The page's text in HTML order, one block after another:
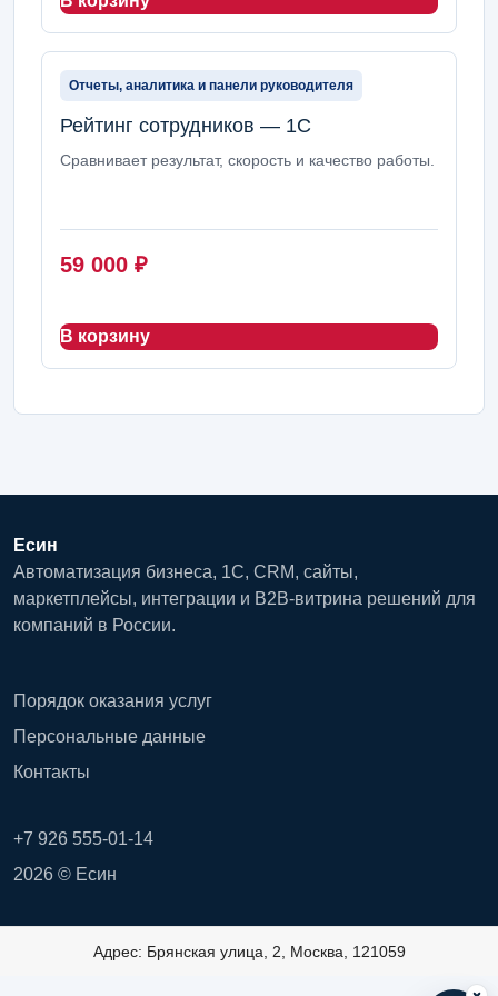
Отчеты, аналитика и панели руководителя
Рейтинг сотрудников — 1С
Сравнивает результат, скорость и качество работы.
59 000 ₽
В корзину
Есин
Автоматизация бизнеса, 1С, CRM, сайты,
маркетплейсы, интеграции и B2B-витрина решений для
компаний в России.
Порядок оказания услуг
Персональные данные
Контакты
+7 926 555-01-14
2026 © Есин
Адрес: Брянская улица, 2, Москва, 121059